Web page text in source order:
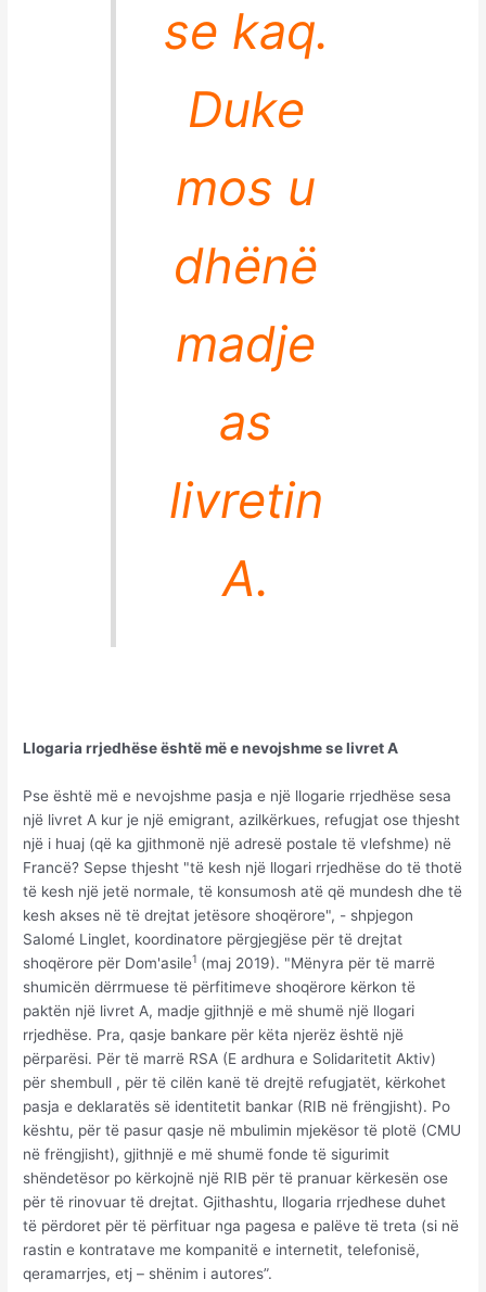
se kaq.
Duke
mos u
dhënë
madje
as
livretin
A.
Llogaria rrjedhëse është më e nevojshme se livret A
Pse është më e nevojshme pasja e një llogarie rrjedhëse sesa
një livret A kur je një emigrant, azilkërkues, refugjat ose thjesht
një i huaj (që ka gjithmonë një adresë postale të vlefshme) në
Francë? Sepse thjesht "të kesh një llogari rrjedhëse do të thotë
të kesh një jetë normale, të konsumosh atë që mundesh dhe të
kesh akses në të drejtat jetësore shoqërore", - shpjegon
Salomé Linglet, koordinatore përgjegjëse për të drejtat
shoqërore për Dom'asile1 (maj 2019). "Mënyra për të marrë
shumicën dërrmuese të përfitimeve shoqërore kërkon të
paktën një livret A, madje gjithnjë e më shumë një llogari
rrjedhëse. Pra, qasje bankare për këta njerëz është një
përparësi. Për të marrë RSA (E ardhura e Solidaritetit Aktiv)
për shembull , për të cilën kanë të drejtë refugjatët, kërkohet
pasja e deklaratës së identitetit bankar (RIB në frëngjisht). Po
kështu, për të pasur qasje në mbulimin mjekësor të plotë (CMU
në frëngjisht), gjithnjë e më shumë fonde të sigurimit
shëndetësor po kërkojnë një RIB për të pranuar kërkesën ose
për të rinovuar të drejtat. Gjithashtu, llogaria rrjedhese duhet
të përdoret për të përfituar nga pagesa e palëve të treta (si në
rastin e kontratave me kompanitë e internetit, telefonisë,
qeramarrjes, etj – shënim i autores”.